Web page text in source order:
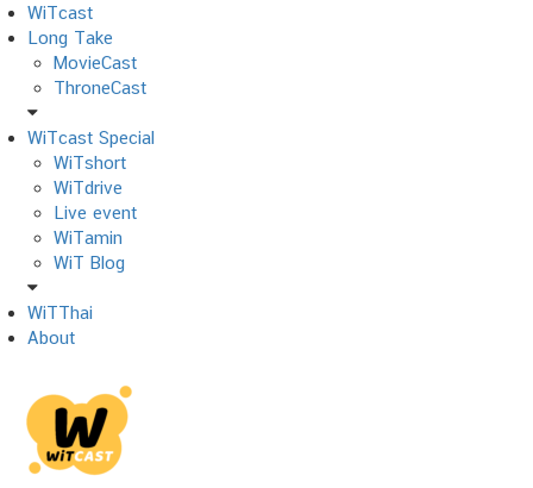
Skip
to
content
WiTcast
Long Take
MovieCast
ThroneCast
WiTcast Special
WiTshort
WiTdrive
Live event
WiTamin
WiT Blog
WiTThai
About